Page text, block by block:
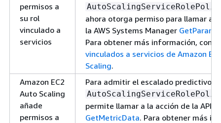
permisos a
su rol
vinculado a
servicios
ahora otorga permiso para llamar a
la AWS Systems Manager
Para obtener más información,
vinculados a servicios de Amazon
Scaling.
Amazon EC2
Auto Scaling
añade
permisos a
Para admitir el escalado predictivo,
permite llamar a la acción de la API
GetMetricData. Para obtener más